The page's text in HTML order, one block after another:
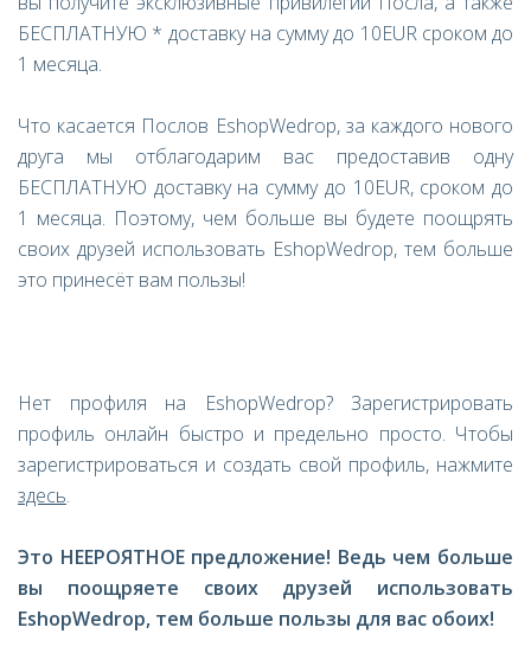
БЕСПЛАТНУЮ * доставку на сумму до 10EUR сроком до
1 месяца.
Что касается Послов EshopWedrop, за каждого нового
друга мы отблагодарим вас предоставив одну
БЕСПЛАТНУЮ доставку на сумму до 10EUR, сроком до
1 месяца. Поэтому, чем больше вы будете поощрять
своих друзей использовать EshopWedrop, тем больше
это принесёт вам пользы!
Нет профиля на EshopWedrop? Зарегистрировать
профиль онлайн быстро и предельно просто. Чтобы
зарегистрироваться и создать свой профиль, нажмите
здесь.
Это НЕЕРОЯТНОЕ предложение! Ведь чем больше
вы поощряете своих друзей использовать
EshopWedrop, тем больше пользы для вас обоих!